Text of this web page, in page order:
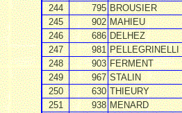
244
795 BROUSIER
245
902 MAHIEU
246
686 DELHEZ
247
981 PELLEGRINELLI
248
903 FERMENT
249
967 STALIN
250
630 THIEURY
251
938 MENARD